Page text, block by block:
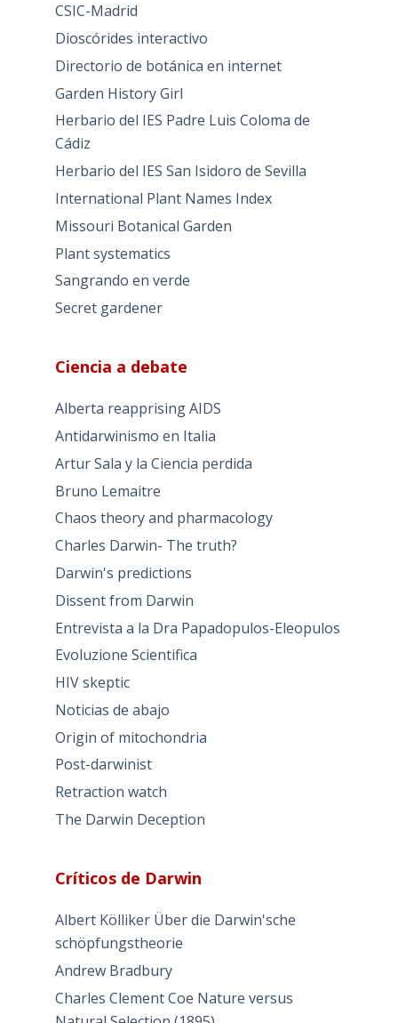
CSIC-Madrid
Dioscórides interactivo
Directorio de botánica en internet
Garden History Girl
Herbario del IES Padre Luis Coloma de
Cádiz
Herbario del IES San Isidoro de Sevilla
International Plant Names Index
Missouri Botanical Garden
Plant systematics
Sangrando en verde
Secret gardener
Ciencia a debate
Alberta reapprising AIDS
Antidarwinismo en Italia
Artur Sala y la Ciencia perdida
Bruno Lemaitre
Chaos theory and pharmacology
Charles Darwin- The truth?
Darwin's predictions
Dissent from Darwin
Entrevista a la Dra Papadopulos-Eleopulos
Evoluzione Scientifica
HIV skeptic
Noticias de abajo
Origin of mitochondria
Post-darwinist
Retraction watch
The Darwin Deception
Críticos de Darwin
Albert Kölliker Über die Darwin'sche
schöpfungstheorie
Andrew Bradbury
Charles Clement Coe Nature versus